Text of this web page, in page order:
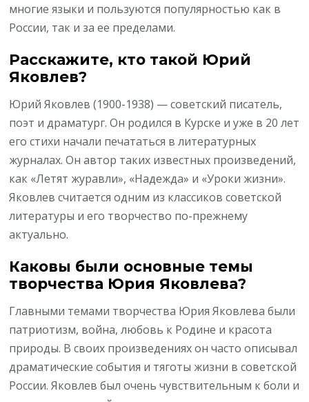
многие языки и пользуются популярностью как в
России, так и за ее пределами.
Расскажите, кто такой Юрий
Яковлев?
Юрий Яковлев (1900-1938) — советский писатель,
поэт и драматург. Он родился в Курске и уже в 20 лет
его стихи начали печататься в литературных
журналах. Он автор таких известных произведений,
как «Летят журавли», «Надежда» и «Уроки жизни».
Яковлев считается одним из классиков советской
литературы и его творчество по-прежнему
актуально.
Каковы были основные темы
творчества Юрия Яковлева?
Главными темами творчества Юрия Яковлева были
патриотизм, война, любовь к Родине и красота
природы. В своих произведениях он часто описывал
драматические события и тяготы жизни в советской
России. Яковлев был очень чувствительным к боли и